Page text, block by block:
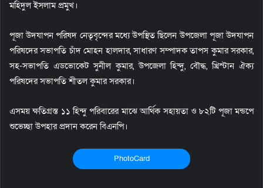
মহিদুল ইসলাম প্রমুখ।
পূজা উদযাপন পরিষদ নেতৃবৃন্দের মধ্যে উপস্থিত ছিলেন উপজেলা পূজা উদযাপন
পরিষদের সভাপতি চাঁদ মোহন হালদার, সাধারণ সম্পাদক তাপস কুমার সরকার,
সহ-সভাপতি এডভোকেট সুনীল কুমার, উপজেলা হিন্দু, বৌদ্ধ, খ্রিস্টান ঐক্য
পরিষদের সভাপতি শীতল কুমার সরকার।
এসময় ক্ষতিগ্রস্ত ১১ হিন্দু পরিবারের মাঝে আর্থিক সহায়তা ও ৮২টি পূজা মন্ডপে
শুভেচ্ছা উপহার প্রদান করেন বিএনপি।
PhotoCard